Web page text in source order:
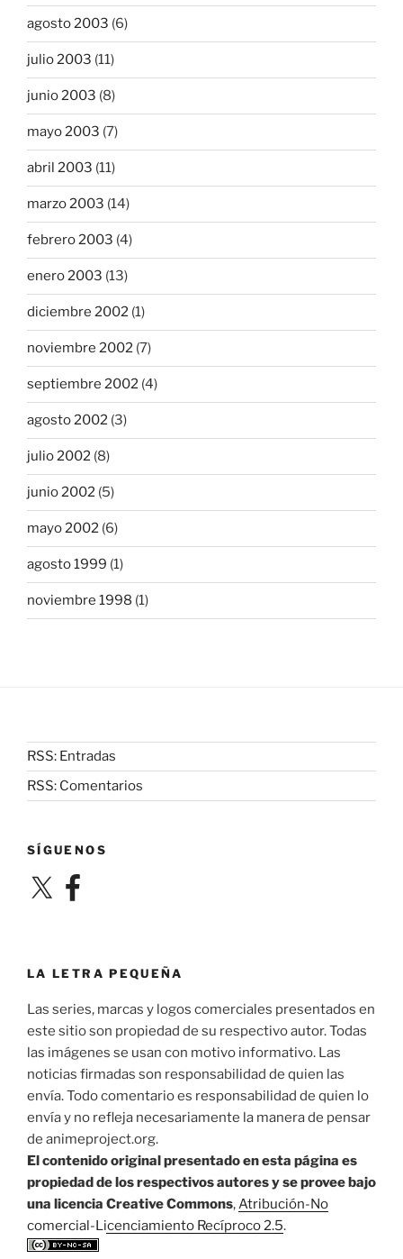
agosto 2003 (6)
julio 2003 (11)
junio 2003 (8)
mayo 2003 (7)
abril 2003 (11)
marzo 2003 (14)
febrero 2003 (4)
enero 2003 (13)
diciembre 2002 (1)
noviembre 2002 (7)
septiembre 2002 (4)
agosto 2002 (3)
julio 2002 (8)
junio 2002 (5)
mayo 2002 (6)
agosto 1999 (1)
noviembre 1998 (1)
RSS: Entradas
RSS: Comentarios
SÍGUENOS
X Facebook
LA LETRA PEQUEÑA
Las series, marcas y logos comerciales presentados en
este sitio son propiedad de su respectivo autor. Todas
las imágenes se usan con motivo informativo. Las
noticias firmadas son responsabilidad de quien las
envía. Todo comentario es responsabilidad de quien lo
envía y no refleja necesariamente la manera de pensar
de animeproject.org.
El contenido original presentado en esta página es
propiedad de los respectivos autores y se provee bajo
una licencia Creative Commons,Atribución-No
comercial-Licenciamiento Recíproco 2.5.